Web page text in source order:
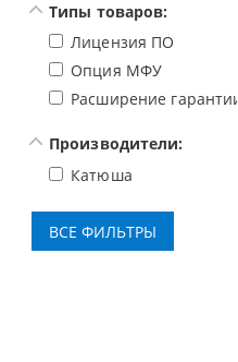
Типы товаров:
Лицензия ПО
Опция МФУ
Расширение гарантии
Производители:
Катюша